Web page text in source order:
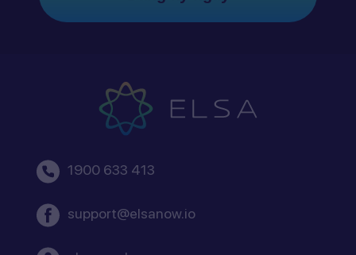
1900 633 413
support@elsanow.io